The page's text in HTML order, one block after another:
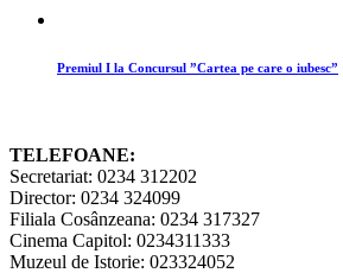
Premiul I la Concursul ”Cartea pe care o iubesc”
TELEFOANE:
Secretariat: 0234 312202
Director: 0234 324099
Filiala Cosânzeana: 0234 317327
Cinema Capitol: 0234311333
Muzeul de Istorie: 023324052